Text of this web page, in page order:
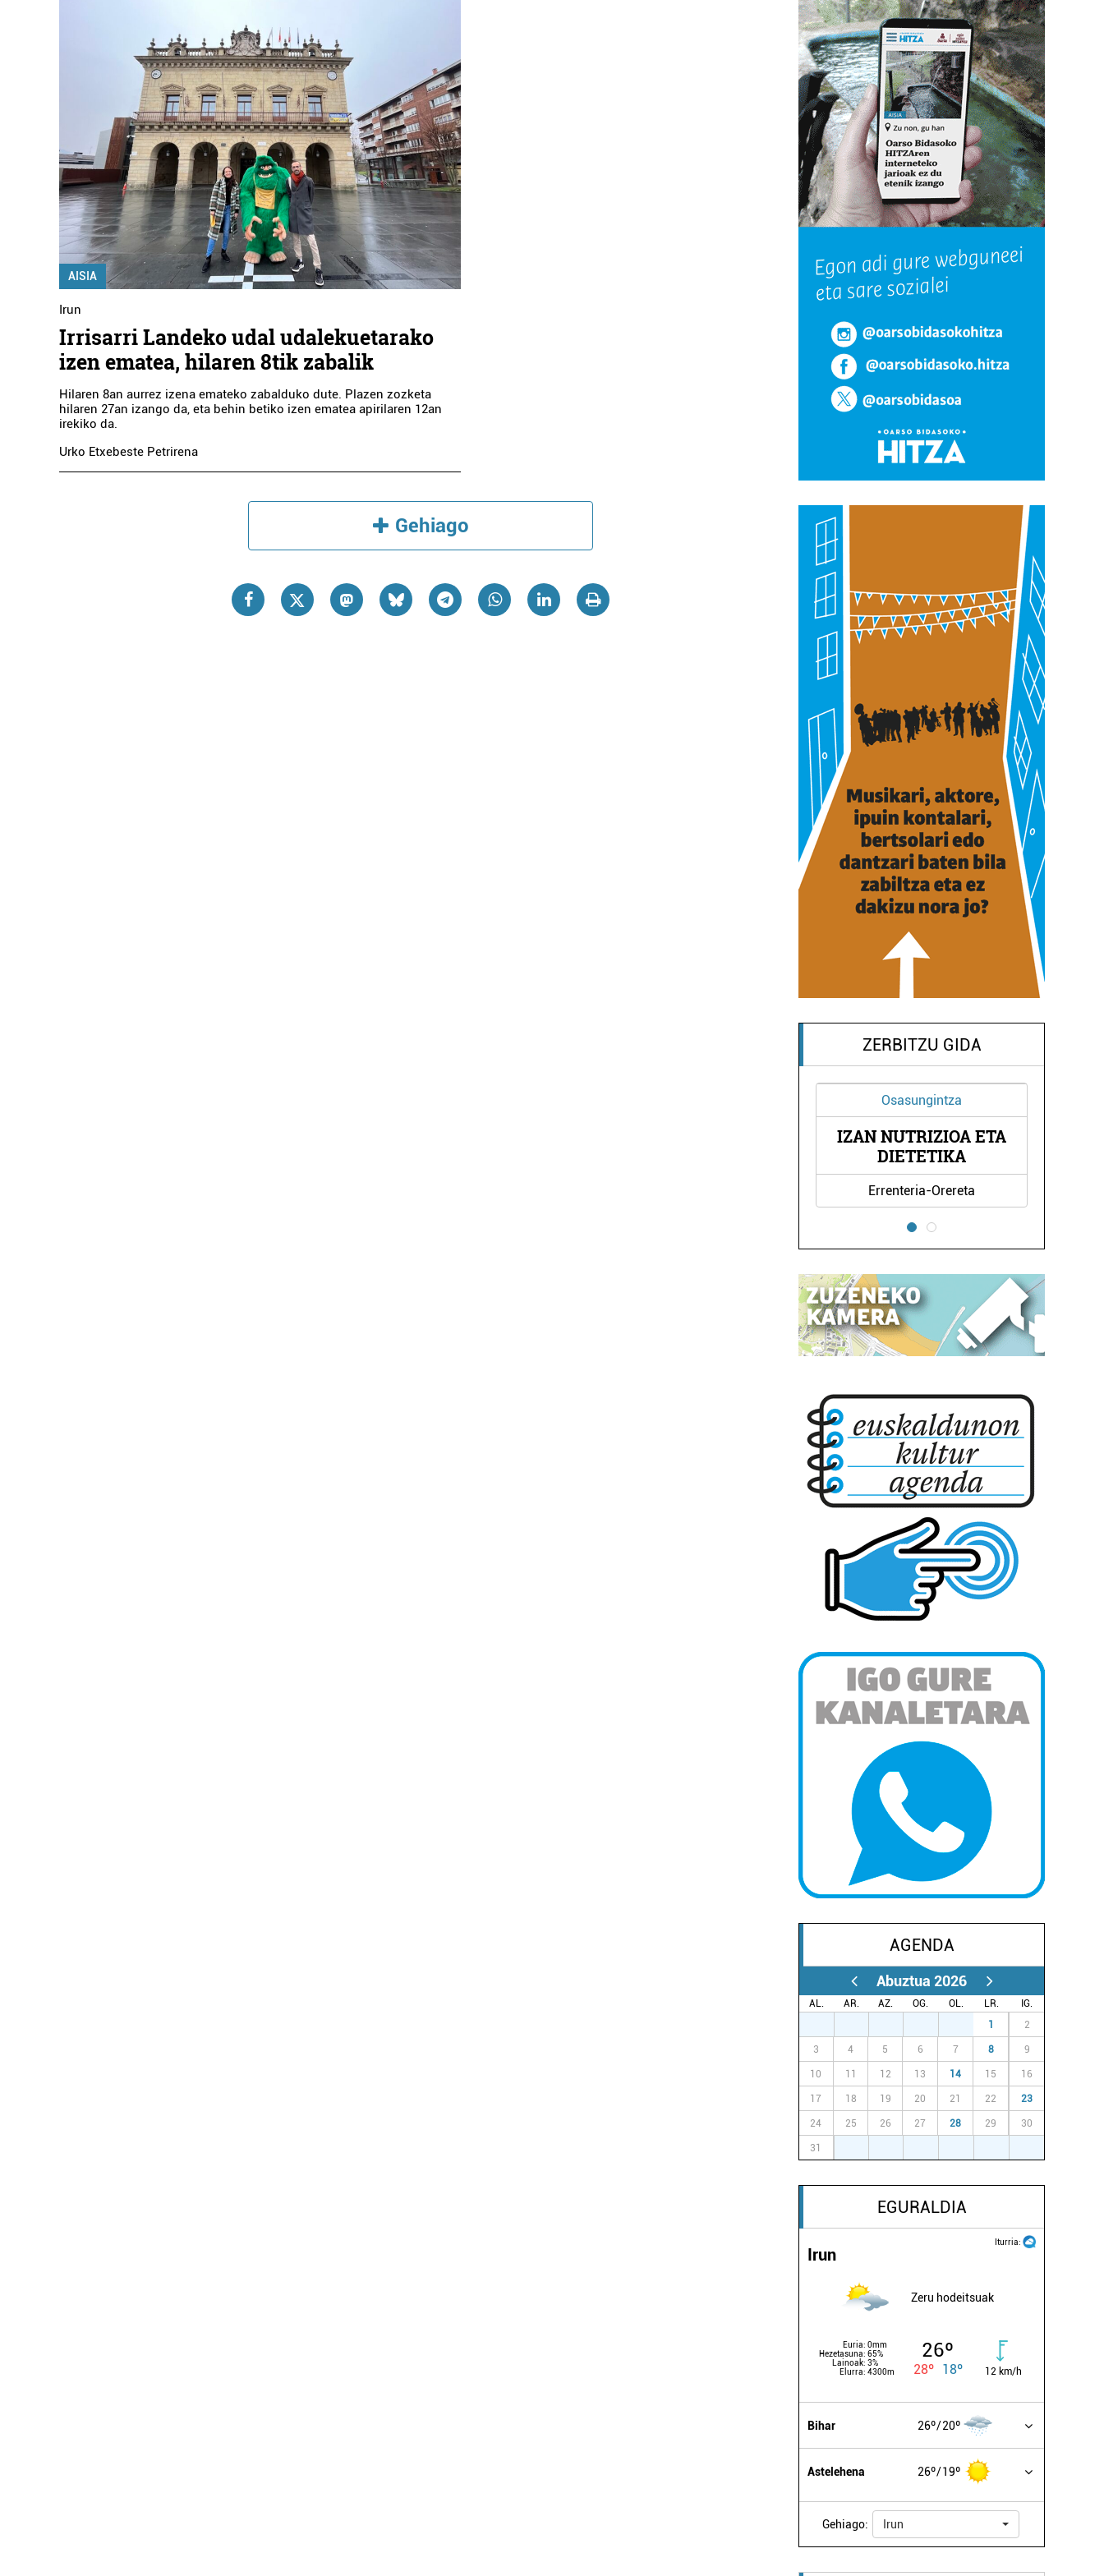
AISIA
Irun
Irrisarri Landeko udal udalekuetarako
izen ematea, hilaren 8tik zabalik
Hilaren 8an aurrez izena emateko zabalduko dute. Plazen zozketa
hilaren 27an izango da, eta behin betiko izen ematea apirilaren 12an
irekiko da.
Urko Etxebeste Petrirena
Gehiago
ZERBITZU GIDA
Osasungintza
IZAN NUTRIZIOA ETA
DIETETIKA
Errenteria-Orereta
AGENDA
Abuztua 2026
AL. AR. AZ. OG. OL. LR.
IG.
1 2
3 4 5 6 7 8 9
10 11 12 13 14 15 16
17 18 19 20 21 22 23
24 25 26 27 28 29 30
31
EGURALDIA
Iturria:
Irun
Zeru hodeitsuak
Euria: 0mm
Hezetasuna: 65%
Lainoak: 3%
Elurra: 4300m
26º
28º 18º 12 km/h
Bihar 26º 20º
Astelehena 26º 19º
Gehiago: Irun